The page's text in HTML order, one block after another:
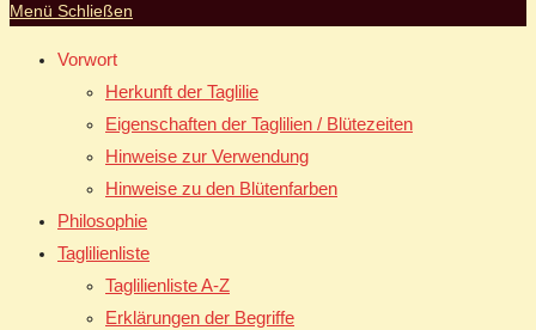
Menü Schließen
Vorwort
Herkunft der Taglilie
Eigenschaften der Taglilien / Blütezeiten
Hinweise zur Verwendung
Hinweise zu den Blütenfarben
Philosophie
Taglilienliste
Taglilienliste A-Z
Erklärungen der Begriffe